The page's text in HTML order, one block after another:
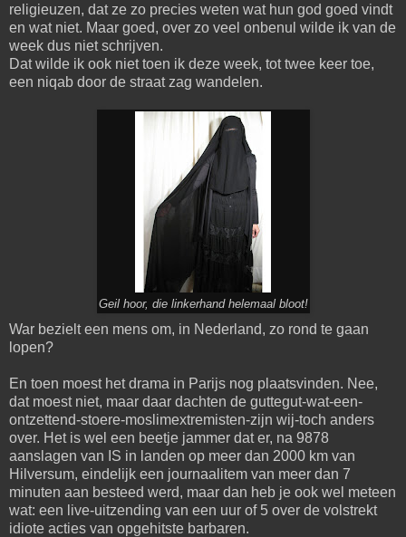
religieuzen, dat ze zo precies weten wat hun god goed vindt
en wat niet. Maar goed, over zo veel onbenul wilde ik van de
week dus niet schrijven.
Dat wilde ik ook niet toen ik deze week, tot twee keer toe,
een niqab door de straat zag wandelen.
Geil hoor, die linkerhand helemaal bloot!
War bezielt een mens om, in Nederland, zo rond te gaan
lopen?
En toen moest het drama in Parijs nog plaatsvinden. Nee,
dat moest niet, maar daar dachten de guttegut-wat-een-
ontzettend-stoere-moslimextremisten-zijn wij-toch anders
over. Het is wel een beetje jammer dat er, na 9878
aanslagen van IS in landen op meer dan 2000 km van
Hilversum, eindelijk een journaalitem van meer dan 7
minuten aan besteed werd, maar dan heb je ook wel meteen
wat: een live-uitzending van een uur of 5 over de volstrekt
idiote acties van opgehitste barbaren.